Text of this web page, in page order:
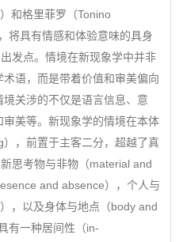
和格里菲罗（Tonino
将具有情感和体验意味的具身
发点。情境在新现象学中并非
语，而是带着价值和审美偏向
关涉的不仅是语言信息、意
美等。新现象学的情境在本体
，前置于主客二分，超越了真
思考物与非物（material and
and absence），个人与
，以及身体与地点（body and
有一种居间性（in-